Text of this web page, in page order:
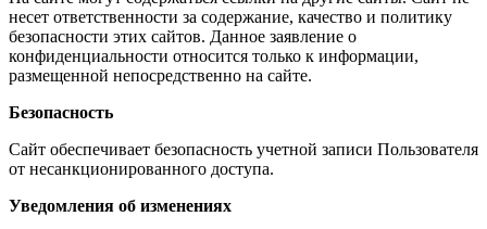
несет ответственности за содержание, качество и политику
безопасности этих сайтов. Данное заявление о
конфиденциальности относится только к информации,
размещенной непосредственно на сайте.
Безопасность
Сайт обеспечивает безопасность учетной записи Пользователя
от несанкционированного доступа.
Уведомления об изменениях